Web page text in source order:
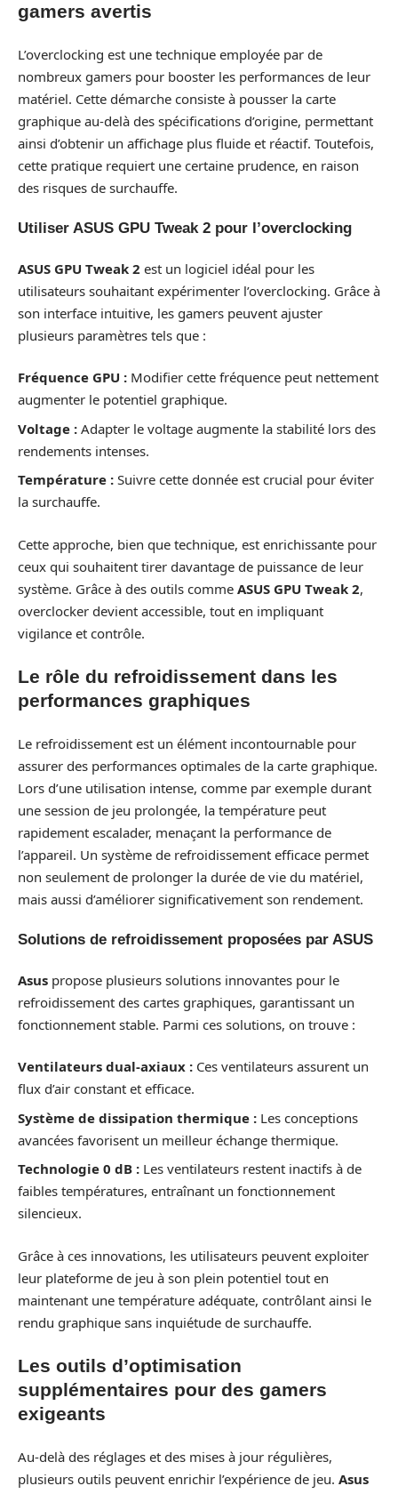
gamers avertis
L’overclocking est une technique employée par de
nombreux gamers pour booster les performances de leur
matériel. Cette démarche consiste à pousser la carte
graphique au-delà des spécifications d’origine, permettant
ainsi d’obtenir un affichage plus fluide et réactif. Toutefois,
cette pratique requiert une certaine prudence, en raison
des risques de surchauffe.
Utiliser ASUS GPU Tweak 2 pour l’overclocking
ASUS GPU Tweak 2 est un logiciel idéal pour les
utilisateurs souhaitant expérimenter l’overclocking. Grâce à
son interface intuitive, les gamers peuvent ajuster
plusieurs paramètres tels que :
Fréquence GPU : Modifier cette fréquence peut nettement
augmenter le potentiel graphique.
Voltage : Adapter le voltage augmente la stabilité lors des
rendements intenses.
Température : Suivre cette donnée est crucial pour éviter
la surchauffe.
Cette approche, bien que technique, est enrichissante pour
ceux qui souhaitent tirer davantage de puissance de leur
système. Grâce à des outils comme ASUS GPU Tweak 2,
overclocker devient accessible, tout en impliquant
vigilance et contrôle.
Le rôle du refroidissement dans les
performances graphiques
Le refroidissement est un élément incontournable pour
assurer des performances optimales de la carte graphique.
Lors d’une utilisation intense, comme par exemple durant
une session de jeu prolongée, la température peut
rapidement escalader, menaçant la performance de
l’appareil. Un système de refroidissement efficace permet
non seulement de prolonger la durée de vie du matériel,
mais aussi d’améliorer significativement son rendement.
Solutions de refroidissement proposées par ASUS
Asus propose plusieurs solutions innovantes pour le
refroidissement des cartes graphiques, garantissant un
fonctionnement stable. Parmi ces solutions, on trouve :
Ventilateurs dual-axiaux : Ces ventilateurs assurent un
flux d’air constant et efficace.
Système de dissipation thermique : Les conceptions
avancées favorisent un meilleur échange thermique.
Technologie 0 dB : Les ventilateurs restent inactifs à de
faibles températures, entraînant un fonctionnement
silencieux.
Grâce à ces innovations, les utilisateurs peuvent exploiter
leur plateforme de jeu à son plein potentiel tout en
maintenant une température adéquate, contrôlant ainsi le
rendu graphique sans inquiétude de surchauffe.
Les outils d’optimisation
supplémentaires pour des gamers
exigeants
Au-delà des réglages et des mises à jour régulières,
plusieurs outils peuvent enrichir l’expérience de jeu. Asus